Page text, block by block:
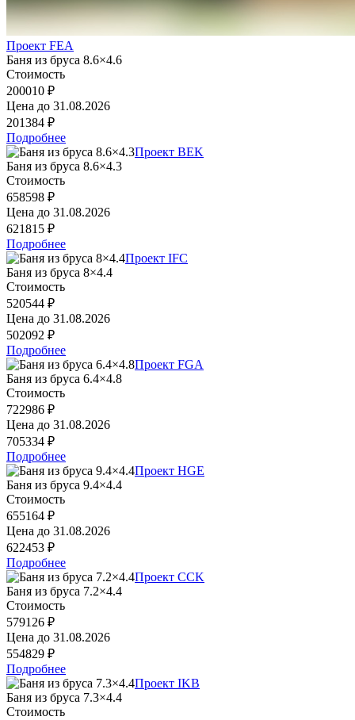
Проект FEA
Баня из бруса 8.6×4.6
Стоимость
200010 ₽
Цена до 31.08.2026
201384 ₽
Подробнее
Проект BEK
Баня из бруса 8.6×4.3
Стоимость
658598 ₽
Цена до 31.08.2026
621815 ₽
Подробнее
Проект IFC
Баня из бруса 8×4.4
Стоимость
520544 ₽
Цена до 31.08.2026
502092 ₽
Подробнее
Проект FGA
Баня из бруса 6.4×4.8
Стоимость
722986 ₽
Цена до 31.08.2026
705334 ₽
Подробнее
Проект HGE
Баня из бруса 9.4×4.4
Стоимость
655164 ₽
Цена до 31.08.2026
622453 ₽
Подробнее
Проект CCK
Баня из бруса 7.2×4.4
Стоимость
579126 ₽
Цена до 31.08.2026
554829 ₽
Подробнее
Проект IKB
Баня из бруса 7.3×4.4
Стоимость